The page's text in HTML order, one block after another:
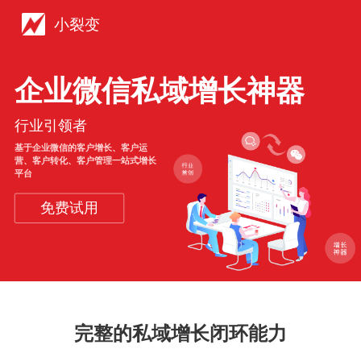
小裂变
企业微信私域增长神器
行业引领者
基于企业微信的客户增长、客户运
营、客户转化、客户管理一站式增长
平台
免费试用
完整的私域增长闭环能力